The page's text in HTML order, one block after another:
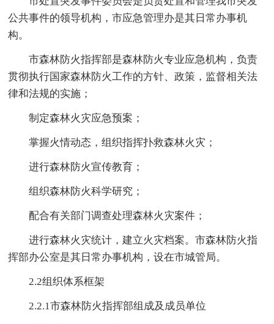
公共事件的领导机构，市应急管理办是其日常办事机
构。
市森林防火指挥部是森林防火专业应急机构，负责
贯彻执行国家森林防火工作的方针、政策，监督相关法
律和法规的实施；
制定森林火灾应急预案；
掌握火情动态，组织指挥扑救森林火灾；
进行森林防火宣传教育；
组织森林防火科学研究；
配合有关部门调查处理森林火灾案件；
进行森林火灾统计，建立火灾档案。市森林防火指
挥部办公室是其日常办事机构，设在市城管局。
2.2组织体系框架
2.2.1市森林防火指挥部组成及成员单位